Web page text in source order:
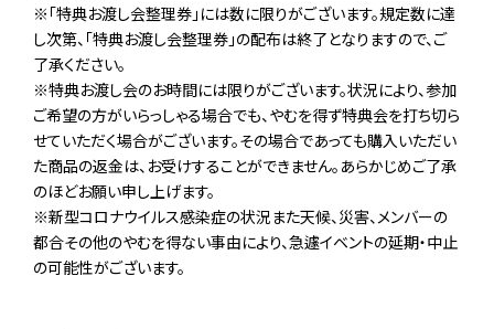
※「特典お渡し会整理券」には数に限りがございます。規定数に達
し次第、「特典お渡し会整理券」の配布は終了となりますので、ご
了承ください。
※特典お渡し会のお時間には限りがございます。状況により、参加
ご希望の方がいらっしゃる場合でも、やむを得ず特典会を打ち切ら
せていただく場合がございます。その場合であっても購入いただい
た商品の返金は、お受けすることができません。あらかじめご了承
のほどお願い申し上げます。
※新型コロナウイルス感染症の状況また天候、災害、メンバーの
都合その他のやむを得ない事由により、急遽イベントの延期・中止
の可能性がございます。